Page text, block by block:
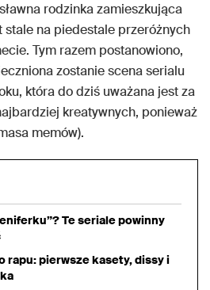
rodzinka zamieszkująca
stale na piedestale przeróżnych
Tym razem postanowiono,
zostanie scena serialu
która do dziś uważana jest za
kreatywnych, ponieważ
memów).
Te seriale powinny
rapu: pierwsze kasety, dissy i